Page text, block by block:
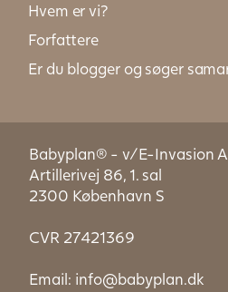
Hvem er vi?
Forfattere
Er du blogger og søger
Babyplan® - v/E-Invasion
Artillerivej 86, 1. sal
2300 København S
CVR 27421369
Email: info@babyplan.dk